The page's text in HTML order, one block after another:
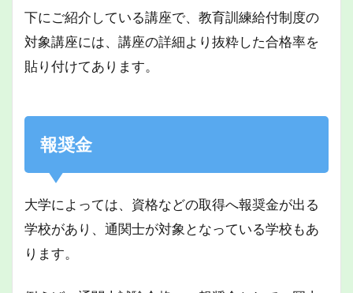
下にご紹介している講座で、教育訓練給付制度の
対象講座には、講座の詳細より抜粋した合格率を
貼り付けてあります。
報奨金
大学によっては、資格などの取得へ報奨金が出る
学校があり、通関士が対象となっている学校もあ
ります。